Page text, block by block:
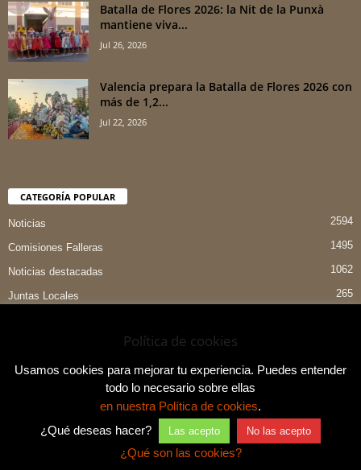
Batalla de Flores 2026: la Nit de la Punxà
mantiene viva...
Jul 26, 2026
Valencia prepara la Batalla de Flores 2026 con
más de 1,2...
Jul 22, 2026
CATEGORÍA POPULAR
Noticias 2594
Comisiones Falleras 1495
Noticias destacadas 1062
Juntas Locales 265
Indumentaria Valenciana 84
Aviso legal y política de privacidad
Contacto
Política de cookies
Usamos cookies para mejorar tu experiencia. Puedes entender
todo lo necesario sobre ellas
en nuestra Política de cookies.
¿Qué deseas hacer?
Las acepto No las acepto
¿Qué son las cookies?